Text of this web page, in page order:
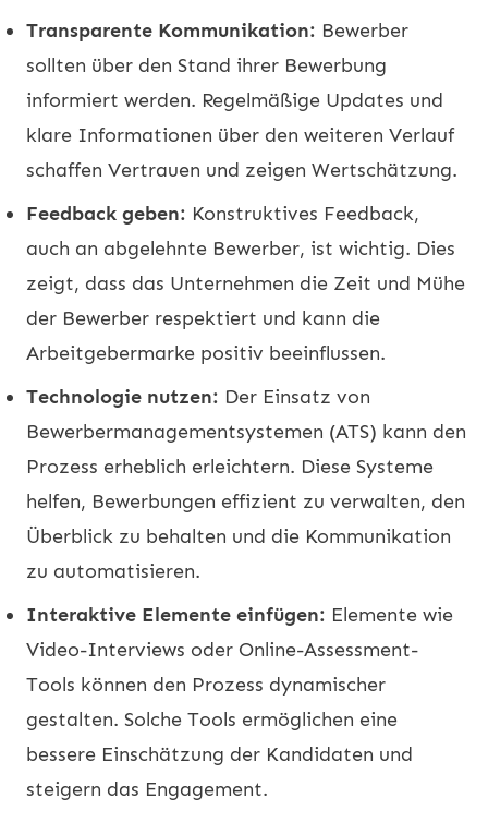
Transparente Kommunikation: Bewerber
sollten über den Stand ihrer Bewerbung
informiert werden. Regelmäßige Updates und
klare Informationen über den weiteren Verlauf
schaffen Vertrauen und zeigen Wertschätzung.
Feedback geben: Konstruktives Feedback,
auch an abgelehnte Bewerber, ist wichtig. Dies
zeigt, dass das Unternehmen die Zeit und Mühe
der Bewerber respektiert und kann die
Arbeitgebermarke positiv beeinflussen.
Technologie nutzen: Der Einsatz von
Bewerbermanagementsystemen (ATS) kann den
Prozess erheblich erleichtern. Diese Systeme
helfen, Bewerbungen effizient zu verwalten, den
Überblick zu behalten und die Kommunikation
zu automatisieren.
Interaktive Elemente einfügen: Elemente wie
Video-Interviews oder Online-Assessment-
Tools können den Prozess dynamischer
gestalten. Solche Tools ermöglichen eine
bessere Einschätzung der Kandidaten und
steigern das Engagement.